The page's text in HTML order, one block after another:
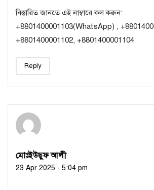
বিস্তারিত জানতে এই নাম্বারে কল করুন:
+8801400001103(WhatsApp) ,
+8801400001102, +8801400001104
Reply
মোঃইউছুফ আলী
23 Apr 2025 - 5:04 pm